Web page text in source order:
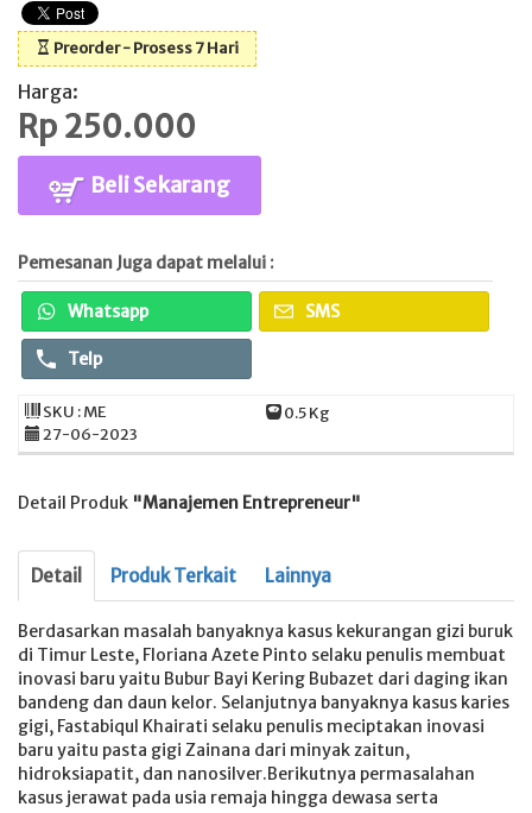
Preorder - Prosess 7 Hari
Harga:
Rp 250.000
Beli Sekarang
Pemesanan Juga dapat melalui :
Whatsapp SMS
Telp
SKU : ME
0.5 Kg
27-06-2023
Detail Produk "Manajemen Entrepreneur"
Detail Produk Terkait Lainnya
Berdasarkan masalah banyaknya kasus kekurangan gizi buruk
di Timur Leste, Floriana Azete Pinto selaku penulis membuat
inovasi baru yaitu Bubur Bayi Kering Bubazet dari daging ikan
bandeng dan daun kelor. Selanjutnya banyaknya kasus karies
gigi, Fastabiqul Khairati selaku penulis meciptakan inovasi
baru yaitu pasta gigi Zainana dari minyak zaitun,
hidroksiapatit, dan nanosilver.Berikutnya permasalahan
kasus jerawat pada usia remaja hingga dewasa serta